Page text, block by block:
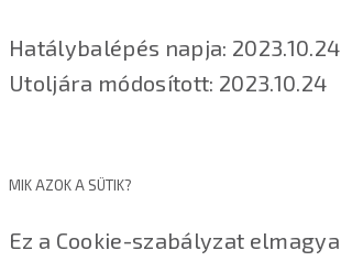
Hatálybalépés napja: 2023.10.24
Utoljára módosított: 2023.10.24
MIK AZOK A SÜTIK?
Ez a Cookie-szabályzat